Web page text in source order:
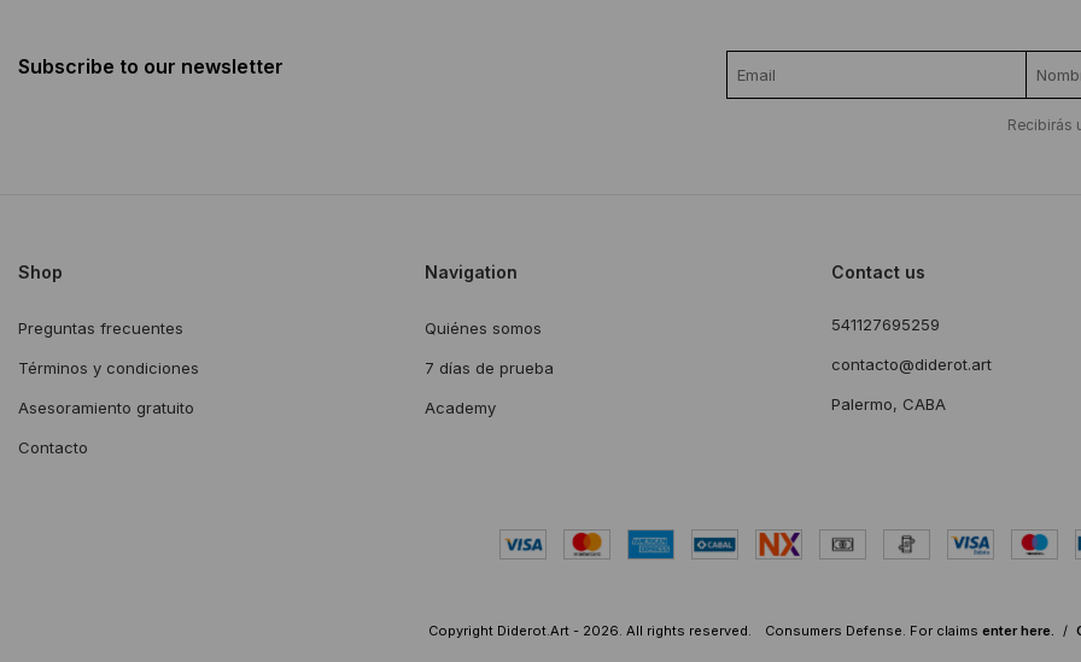
Subscribe to our newsletter
Recibirás
Shop
Preguntas frecuentes
Términos y condiciones
Asesoramiento gratuito
Contacto
Navigation
Quiénes somos
7 días de prueba
Academy
Contact us
541127695259
contacto@diderot.art
Palermo, CABA
Copyright Diderot.Art - 2026. All rights reserved. Consumers Defense. For claims enter here. /